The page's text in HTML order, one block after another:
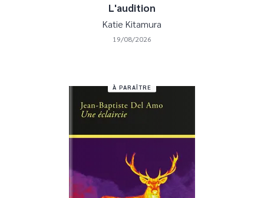
L'audition
Katie Kitamura
19/08/2026
À PARAÎTRE